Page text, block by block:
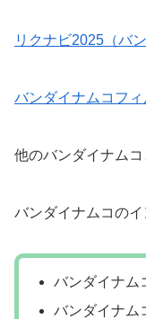
リクナビ2025（バ
バンダイナムコフ
他のバンダイナムコ
バンダイナムコの
バンダイナム
バンダイナム